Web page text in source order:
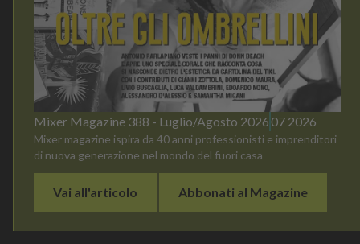
Mixer Magazine 388 - Luglio/Agosto 2026 07 2026
Mixer magazine ispira da 40 anni professionisti e imprenditori
di nuova generazione nel mondo del fuori casa
Vai all'articolo Abbonati al Magazine